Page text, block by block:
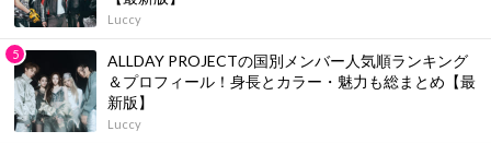
Luccy
ALLDAY PROJECTの国別メンバー人気順ランキング
＆プロフィール！身長とカラー・魅力も総まとめ【最
新版】
Luccy